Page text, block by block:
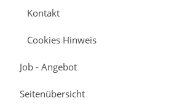
Kontakt
Cookies Hinweis
Job - Angebot
Seitenübersicht